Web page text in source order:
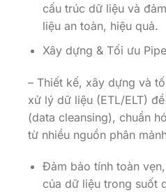
cấu trúc dữ liệu và
liệu an toàn, hiệu quả.
Xây dựng & Tối ưu
– Thiết kế, xây dựng và
xử lý dữ liệu (ETL/ELT)
(data cleansing), chuẩn
từ nhiều nguồn phân
Đảm bảo tính toàn
của dữ liệu trong suốt